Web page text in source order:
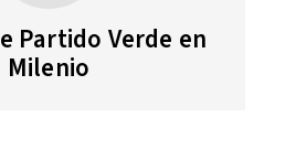
Partido Verde en
Milenio